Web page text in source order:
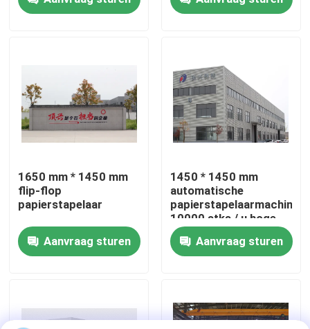
Over ons
Kwaliteitscontrole
Neem contact met ons op
Nieuws
Gevallen
De Machine van de fluitlamineerder
1650 mm * 1450 mm
flip-flop
papierstapelaar
Aanvraag sturen
1450 * 1450 mm
automatische
papierstapelaarmachine
10000 stks / u hoge
snelheid
Aanvraag sturen